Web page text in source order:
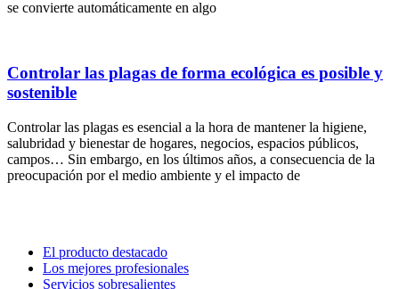
se convierte automáticamente en algo
Controlar las plagas de forma ecológica es posible y
sostenible
Controlar las plagas es esencial a la hora de mantener la higiene,
salubridad y bienestar de hogares, negocios, espacios públicos,
campos… Sin embargo, en los últimos años, a consecuencia de la
preocupación por el medio ambiente y el impacto de
El producto destacado
Los mejores profesionales
Servicios sobresalientes